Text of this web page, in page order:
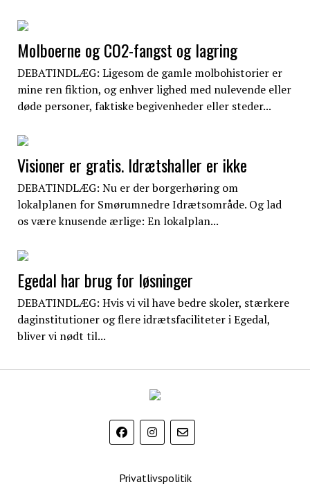
Molboerne og CO2-fangst og lagring
DEBATINDLÆG: Ligesom de gamle molbohistorier er
mine ren fiktion, og enhver lighed med nulevende eller
døde personer, faktiske begivenheder eller steder...
Visioner er gratis. Idrætshaller er ikke
DEBATINDLÆG: Nu er der borgerhøring om
lokalplanen for Smørumnedre Idrætsområde. Og lad
os være knusende ærlige: En lokalplan...
Egedal har brug for løsninger
DEBATINDLÆG: Hvis vi vil have bedre skoler, stærkere
daginstitutioner og flere idrætsfaciliteter i Egedal,
bliver vi nødt til...
EgedalPosten
Privatlivspolitik